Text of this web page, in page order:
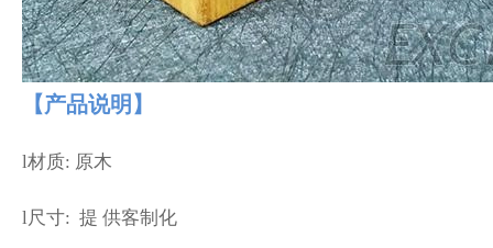
【产品说明】
l材质: 原木
l尺寸: 提 供客制化